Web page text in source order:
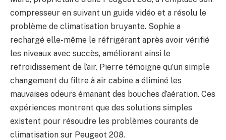
compresseur en suivant un guide vidéo et a résolu le
problème de climatisation bruyante. Sophie a
rechargé elle-même le réfrigérant après avoir vérifié
les niveaux avec succès, améliorant ainsi le
refroidissement de l’air. Pierre témoigne qu’un simple
changement du filtre à air cabine a éliminé les
mauvaises odeurs émanant des bouches d’aération. Ces
expériences montrent que des solutions simples
existent pour résoudre les problèmes courants de
climatisation sur Peugeot 208.